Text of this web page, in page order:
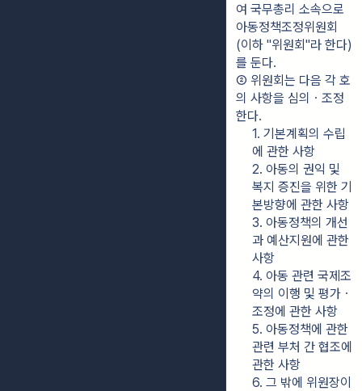
여 국무총리 소속으로
아동정책조정위원회
(이하 "위원회"라 한다)
를 둔다.
② 위원회는 다음 각 호
의 사항을 심의ㆍ조정
한다.
1. 기본계획의 수립
에 관한 사항
2. 아동의 권익 및
복지 증진을 위한 기
본방향에 관한 사항
3. 아동정책의 개선
과 예산지원에 관한
사항
4. 아동 관련 국제조
약의 이행 및 평가ㆍ
조정에 관한 사항
5. 아동정책에 관한
관련 부처 간 협조에
관한 사항
6. 그 밖에 위원장이